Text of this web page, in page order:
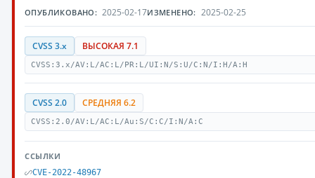
ОПУБЛИКОВАНО: 2025-02-17ИЗМЕНЕНО: 2025-02-25
CVSS 3.x ВЫСОКАЯ 7.1
CVSS:3.x/AV:L/AC:L/PR:L/UI:N/S:U/C:N/I:H/A:H
CVSS 2.0 СРЕДНЯЯ 6.2
CVSS:2.0/AV:L/AC:L/Au:S/C:C/I:N/A:C
ССЫЛКИ
CVE-2022-48967